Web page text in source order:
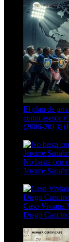
El plan de
como asesor
(2006-2013)
No basta con
Jerome
Caso Viviana
Diego